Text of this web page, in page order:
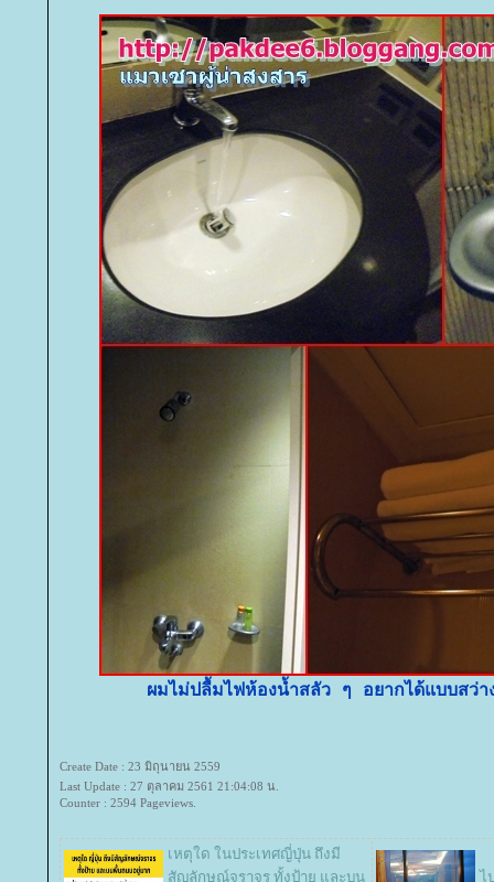
ผมไม่ปลื้มไฟห้องน้ำสลัว ๆ อยากได้แบบสว่า
Create Date : 23 มิถุนายน 2559
Last Update : 27 ตุลาคม 2561 21:04:08 น.
Counter : 2594 Pageviews.
เหตุใด ในประเทศญี่ปุ่น ถึงมี
สัญลักษณ์จราจร ทั้งป้าย และบน
ไ